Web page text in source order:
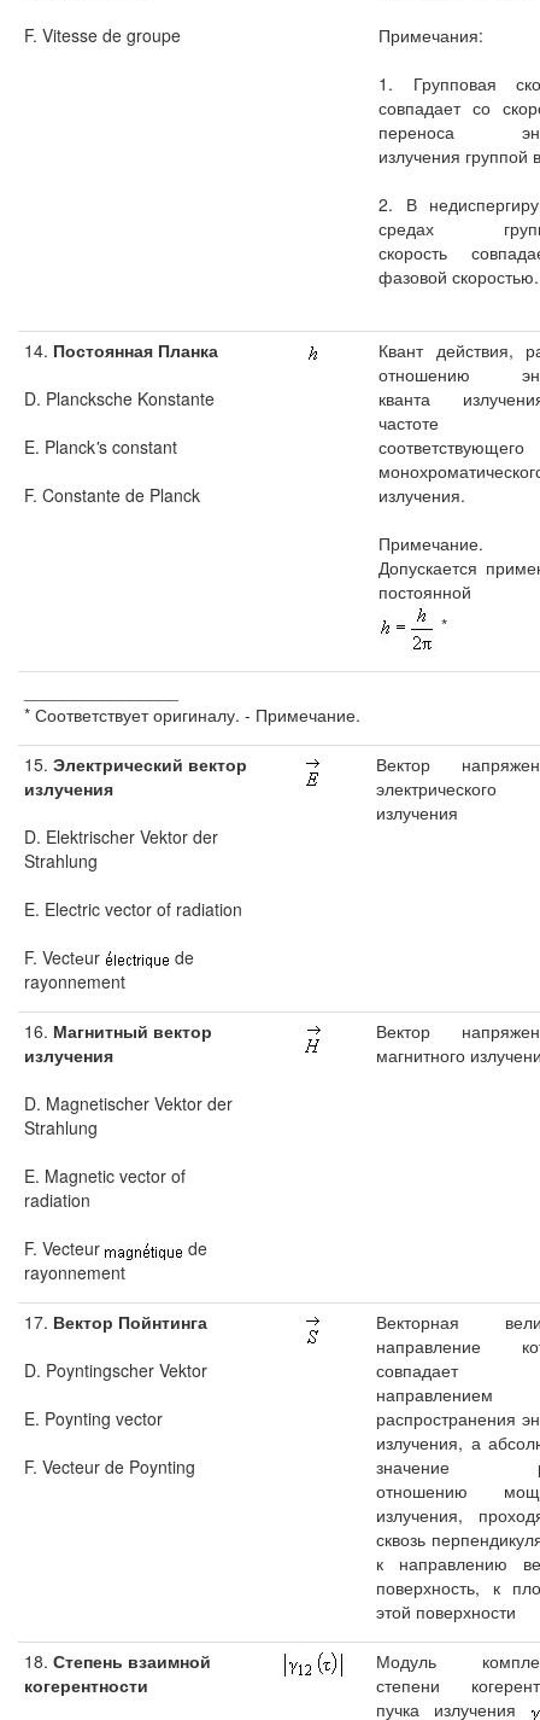
F. Vitesse de groupe
Примечания:
1. Групповая
совпадает со
переноса
излучения группой
2. В
средах
скорость
фазовой скоростью.
14. Постоянная Планка
D. Plancksche Konstante
E. Planck's constant
F. Constante de Planck
Квант действия,
отношению
кванта
частоте
излучения.
Примечание.
Допускается
постоянной
*
* Соответствует оригиналу. - Примечание.
15. Электрический вектор
излучения
D. Elektrischer Vektor der
Strahlung
E. Electric vector of radiation
F. Vectеur
de
rayonnement
Вектор
электрического
излучения
16. Магнитный вектор
излучения
D. Magnetischer Vektor der
Strahlung
E. Magnetic vector of
radiation
F. Vecteur
de
rayonnement
Вектор
магнитного
17. Вектор Пойнтинга
D. Poyntingscher Vektor
E. Poynting vector
F. Vecteur de Poynting
Векторная
направление
направлением
распространения
излучения, а
значение
отношению
излучения,
сквозь
к направлению
поверхность, к
этой поверхности
18. Степень взаимной
когерентности
Модуль
степени
пучка излучения